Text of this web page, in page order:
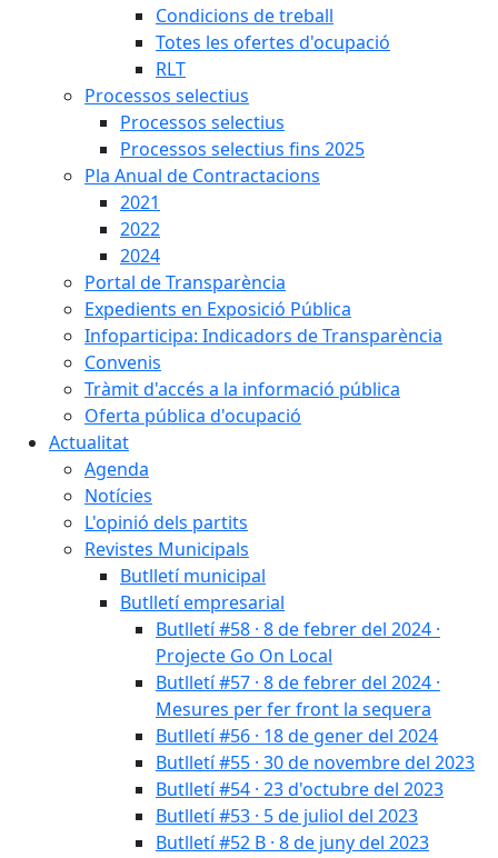
Condicions de treball
Totes les ofertes d'ocupació
RLT
Processos selectius
Processos selectius
Processos selectius fins 2025
Pla Anual de Contractacions
2021
2022
2024
Portal de Transparència
Expedients en Exposició Pública
Infoparticipa: Indicadors de Transparència
Convenis
Tràmit d'accés a la informació pública
Oferta pública d'ocupació
Actualitat
Agenda
Notícies
L'opinió dels partits
Revistes Municipals
Butlletí municipal
Butlletí empresarial
Butlletí #58 · 8 de febrer del 2024 ·
Projecte Go On Local
Butlletí #57 · 8 de febrer del 2024 ·
Mesures per fer front la sequera
Butlletí #56 · 18 de gener del 2024
Butlletí #55 · 30 de novembre del 2023
Butlletí #54 · 23 d'octubre del 2023
Butlletí #53 · 5 de juliol del 2023
Butlletí #52 B · 8 de juny del 2023